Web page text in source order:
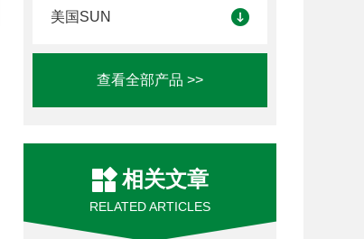
美国SUN
查看全部产品 >>
相关文章
RELATED ARTICLES